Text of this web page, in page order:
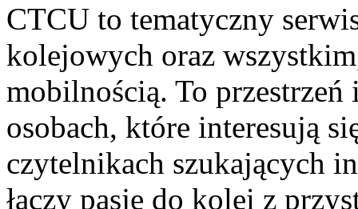
CTCU to tematyczny
kolejowych oraz
mobilnością. To
osobach, które interesują
czytelnikach szukających
łączy pasję do kolei z